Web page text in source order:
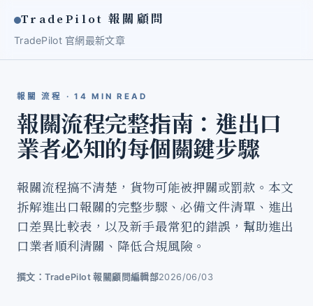
TradePilot 報關顧問
TradePilot 官網最新文章
報關 流程 · 14 MIN READ
報關流程完整指南：進出口
業者必知的每個關鍵步驟
報關流程搞不清楚，貨物可能被押關或罰款。本文
拆解進出口報關的完整步驟、必備文件清單、進出
口差異比較表，以及新手最常犯的錯誤，幫助進出
口業者順利清關、降低合規風險。
撰文：TradePilot 報關顧問編輯部2026/06/03